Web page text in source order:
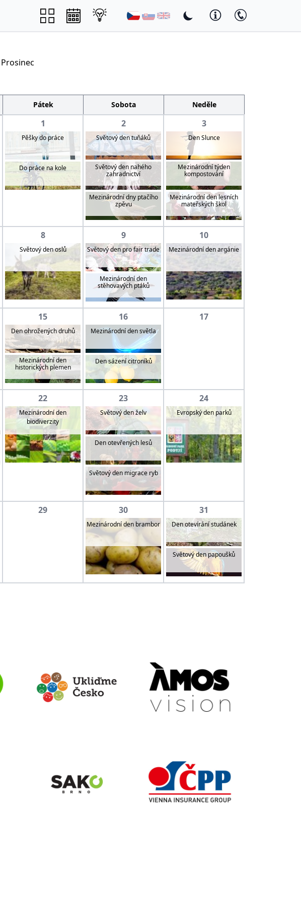
Prosinec
Pátek Sobota Neděle
1
Pěšky do práce
Do práce na kole
2
Světový den tuňáků
Světový den nahého
zahradnictví
Mezinárodní dny ptačího
zpěvu
3
Den Slunce
Mezinárodní týden
kompostování
Mezinárodní den lesních
mateřských škol
8
Světový den oslů
9
Světový den pro fair trade
Mezinárodní den
stěhovavých ptáků
10
Mezinárodní den argánie
15
Den ohrožených druhů
Mezinárodní den
historických plemen
16
Mezinárodní den světla
Den sázení citroníků
17
22
Mezinárodní den
biodiverzity
23
Světový den želv
Den otevřených lesů
Světový den migrace ryb
24
Evropský den parků
29 30
Mezinárodní den brambor
31
Den otevírání studánek
Světový den papoušků